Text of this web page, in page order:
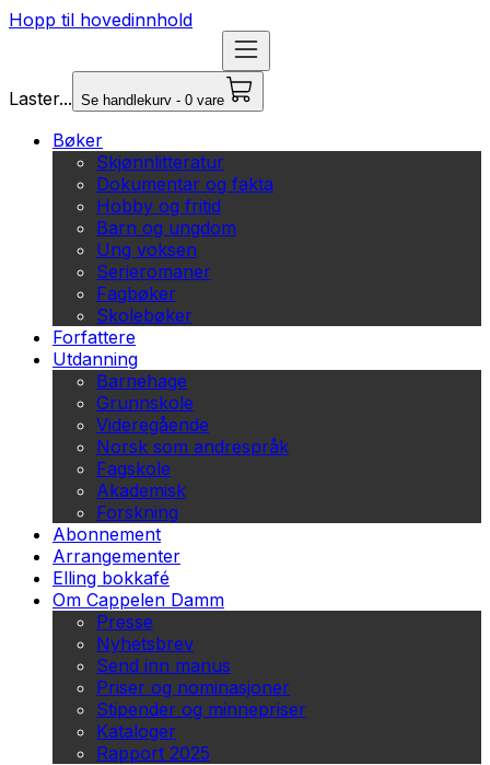
Hopp til hovedinnhold
Laster... Se handlekurv - 0 vare
Bøker
Skjønnlitteratur
Dokumentar og fakta
Hobby og fritid
Barn og ungdom
Ung voksen
Serieromaner
Fagbøker
Skolebøker
Forfattere
Utdanning
Barnehage
Grunnskole
Videregående
Norsk som andrespråk
Fagskole
Akademisk
Forskning
Abonnement
Arrangementer
Elling bokkafé
Om Cappelen Damm
Presse
Nyhetsbrev
Send inn manus
Priser og nominasjoner
Stipender og minnepriser
Kataloger
Rapport 2025